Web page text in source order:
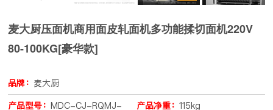
麦大厨压面机商用面皮轧面机多功能揉切面机220V
80-100KG[豪华款]
品牌： 麦大厨
产品型号：MDC-CJ-RQMJ-
产品净重： 115kg